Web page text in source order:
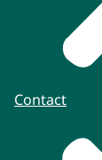
Contact